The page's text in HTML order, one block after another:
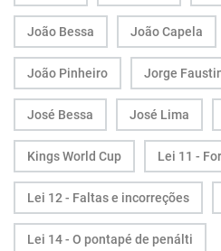
João Bessa João Capela
João Pinheiro Jorge
José Bessa José Lima
Kings World Cup Lei 11 -
Lei 12 - Faltas e incorreções
Lei 14 - O pontapé de penálti